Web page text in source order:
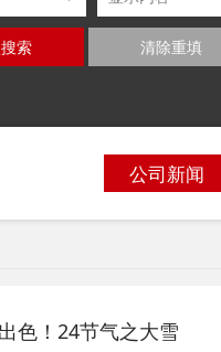
索 清除重填
公司新闻
色！24节气之大雪